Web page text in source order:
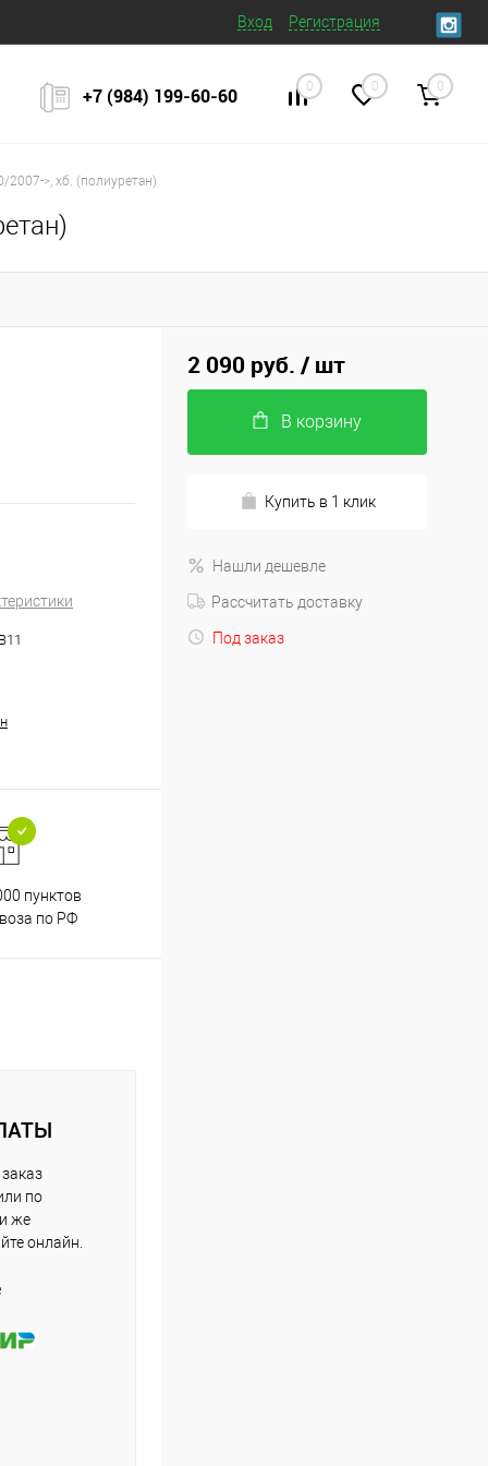
Вход Регистрация
+7 (984) 199‒60‒60 0 0 0
2007->, хб. (полиуретан)
пунктов
по РФ
по
же
онлайн.
2 090 руб. / шт
В корзину
Купить в 1 клик
Нашли дешевле
Рассчитать доставку
Под заказ